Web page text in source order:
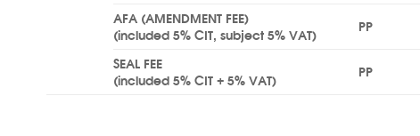
AFA (AMENDMENT FEE)
(included 5% CIT, subject 5% VAT)
PP
SEAL FEE
(included 5% CIT + 5% VAT)
PP